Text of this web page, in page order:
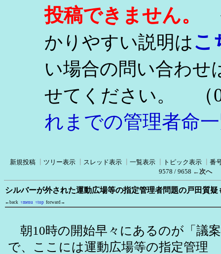
投稿できません。
かりやすい説明はこ
い場合の問い合わせ
せてください。
（
れまでの管理者命
新規投稿 ツリー表示 スレッド表示 一覧表示 トピック表示
番
9578 / 9658 ←次へ
シルバーが外された運動広場等の指定管理者問題の戸田質疑
←back ↑menu ↑top forward→
朝10時の開始早々にあるのが「議
で、ここには運動広場等の指定管理